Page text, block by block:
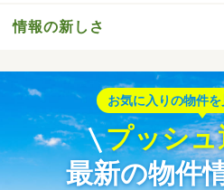
情報の新しさ
お気に入りの物件を
プッシュ
最新の物件